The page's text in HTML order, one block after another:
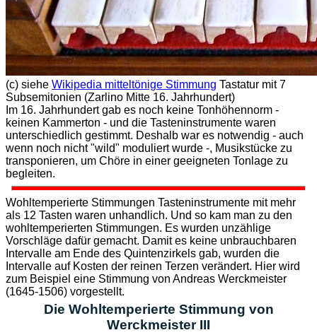
(c) siehe Wikipedia mitteltönige Stimmung Tastatur mit 7
Subsemitonien (Zarlino Mitte 16. Jahrhundert)
Im 16. Jahrhundert gab es noch keine Tonhöhennorm -
keinen Kammerton - und die Tasteninstrumente waren
unterschiedlich gestimmt. Deshalb war es notwendig - auch
wenn noch nicht "wild" moduliert wurde -, Musikstücke zu
transponieren, um Chöre in einer geeigneten Tonlage zu
begleiten.
Wohltemperierte Stimmungen Tasteninstrumente mit mehr
als 12 Tasten waren unhandlich. Und so kam man zu den
wohltemperierten Stimmungen. Es wurden unzählige
Vorschläge dafür gemacht. Damit es keine unbrauchbaren
Intervalle am Ende des Quintenzirkels gab, wurden die
Intervalle auf Kosten der reinen Terzen verändert. Hier wird
zum Beispiel eine Stimmung von Andreas Werckmeister
(1645-1506) vorgestellt.
Die Wohltemperierte Stimmung von
Werckmeister III